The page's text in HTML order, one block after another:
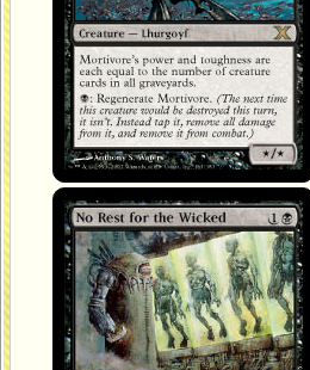
Pas de repos pour les braves